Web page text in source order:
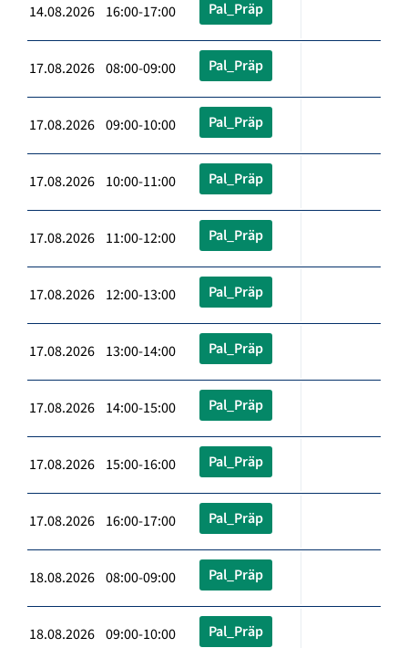
14.08.2026 16:00-17:00 Pal_Präp
17.08.2026 08:00-09:00 Pal_Präp
17.08.2026 09:00-10:00 Pal_Präp
17.08.2026 10:00-11:00 Pal_Präp
17.08.2026 11:00-12:00 Pal_Präp
17.08.2026 12:00-13:00 Pal_Präp
17.08.2026 13:00-14:00 Pal_Präp
17.08.2026 14:00-15:00 Pal_Präp
17.08.2026 15:00-16:00 Pal_Präp
17.08.2026 16:00-17:00 Pal_Präp
18.08.2026 08:00-09:00 Pal_Präp
18.08.2026 09:00-10:00 Pal_Präp